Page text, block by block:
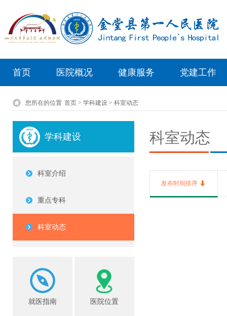
首页 医院概况 健康服务 党建工作
您所在的位置 首页 > 学科建设 > 科室动态
学科建设
科室介绍
重点专科
科室动态
就医指南 医院位置
科室动态
发布时间排序